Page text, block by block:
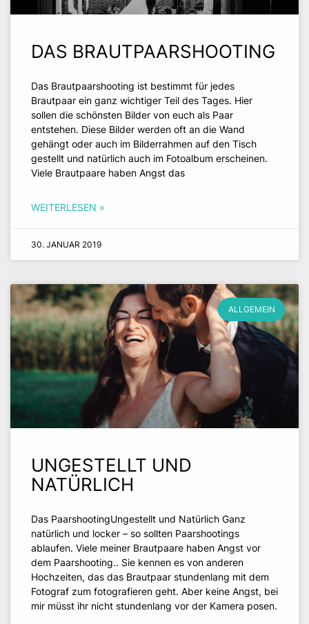
DAS BRAUTPAARSHOOTING
Das Brautpaarshooting ist bestimmt für jedes
Brautpaar ein ganz wichtiger Teil des Tages. Hier
sollen die schönsten Bilder von euch als Paar
entstehen. Diese Bilder werden oft an die Wand
gehängt oder auch im Bilderrahmen auf den Tisch
gestellt und natürlich auch im Fotoalbum erscheinen.
Viele Brautpaare haben Angst das
WEITERLESEN »
30. JANUAR 2019
ALLGEMEIN
UNGESTELLT UND
NATÜRLICH
Das PaarshootingUngestellt und Natürlich Ganz
natürlich und locker – so sollten Paarshootings
ablaufen. Viele meiner Brautpaare haben Angst vor
dem Paarshooting.. Sie kennen es von anderen
Hochzeiten, das das Brautpaar stundenlang mit dem
Fotograf zum fotografieren geht. Aber keine Angst, bei
mir müsst ihr nicht stundenlang vor der Kamera posen.